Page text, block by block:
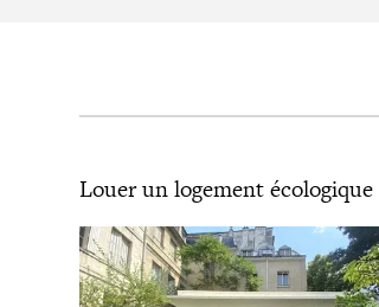
Louer un logement écologique